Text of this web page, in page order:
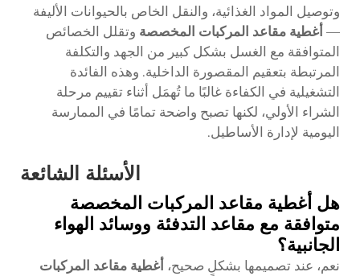
وتوصيل المواد الغذائية، والنقل الخاص بالحيوانات الأليفة
— أغطية مقاعد المركبات المخصصة وتقلل الخصائص
المتوافقة مع الغسل بشكل كبير من الجهد والتكلفة
المرتبطة بتعقيم المقصورة الداخلية. وهذه الفائدة
التشغيلية في الكفاءة غالبًا ما تُهمَل أثناء تقييم مرحلة
الشراء الأولي، لكنها تصبح واضحة تمامًا في الممارسة
اليومية لإدارة الأساطيل.
الأسئلة الشائعة
هل أغطية مقاعد المركبات المخصصة
متوافقة مع مقاعد التدفئة ووسائد الهواء
الجانبية؟
نعم، عند تصميمها بشكلٍ صحيح، أغطية مقاعد المركبات